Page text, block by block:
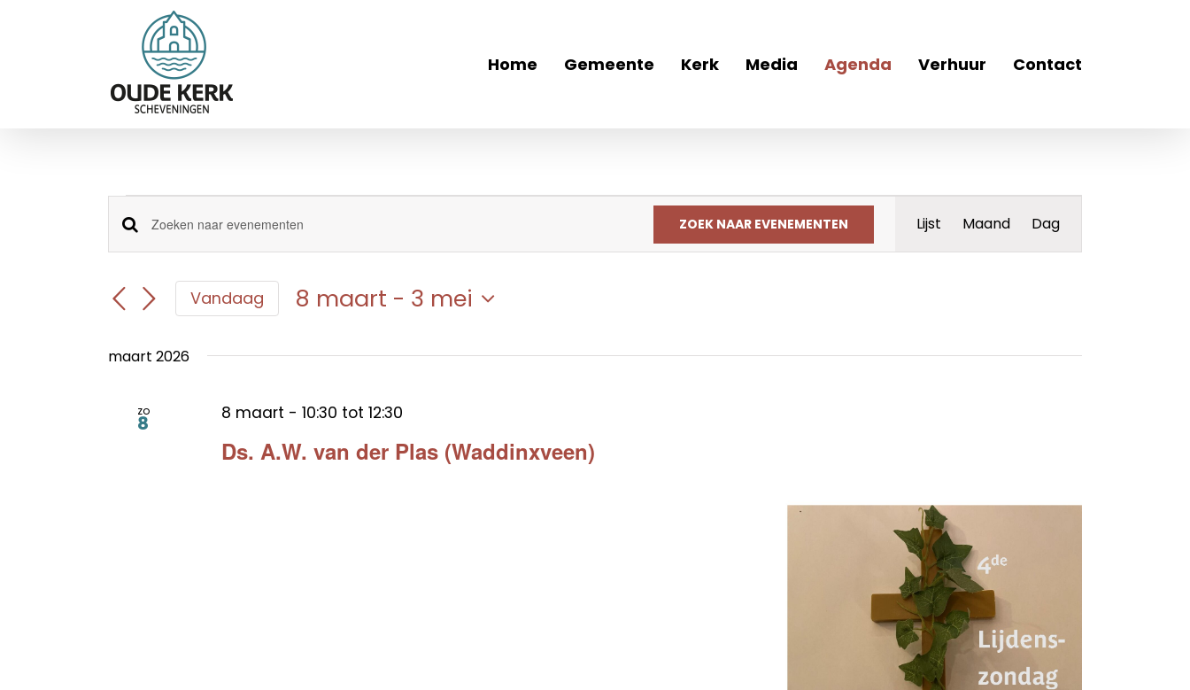
Home Gemeente Kerk Media Agenda Verhuur Contact
Evenementen
Evenementen
Zoeken
en
weergeven
navigatie
Vul
een
in.
Zoek
Evenementen
met
ZOEK NAAR EVENEMENTEN
weergaven
navigatie
Lijst Maand Dag
Vandaag 8 maart - 3 mei
maart 2026
zo
8
Ds. A.W. van der Plas (Waddinxveen)
8 maart - 10:30 tot 12:30